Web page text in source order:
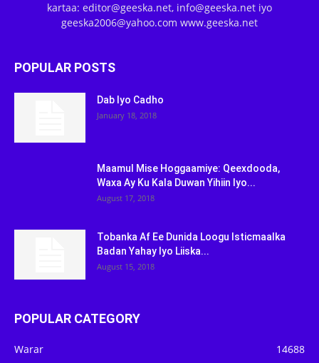
kartaa: editor@geeska.net, info@geeska.net iyo
geeska2006@yahoo.com www.geeska.net
POPULAR POSTS
Dab Iyo Cadho
January 18, 2018
Maamul Mise Hoggaamiye: Qeexdooda,
Waxa Ay Ku Kala Duwan Yihiin Iyo...
August 17, 2018
Tobanka Af Ee Dunida Loogu Isticmaalka
Badan Yahay Iyo Liiska...
August 15, 2018
POPULAR CATEGORY
Warar
14688